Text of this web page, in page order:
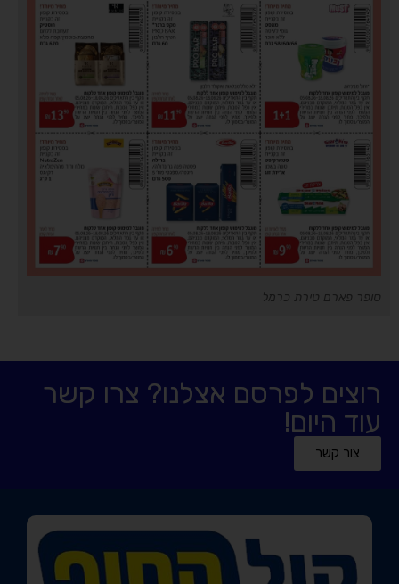
סופר פארם טירת כרמל
רוצים לפרסם אצלנו? צרו קשר
עוד היום!
צור קשר